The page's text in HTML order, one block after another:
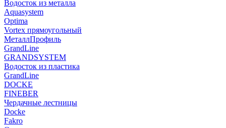
Водосток из металла
Aquasystem
Optima
Vortex прямоугольный
МеталлПрофиль
GrandLine
GRANDSYSTEM
Водосток из пластика
GrandLine
DOCKE
FINEBER
Чердачные лестницы
Docke
Fakro